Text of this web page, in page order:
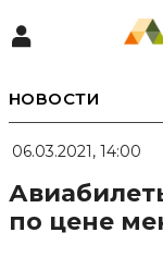
НОВОСТИ
06.03.2021, 14:00
по цене